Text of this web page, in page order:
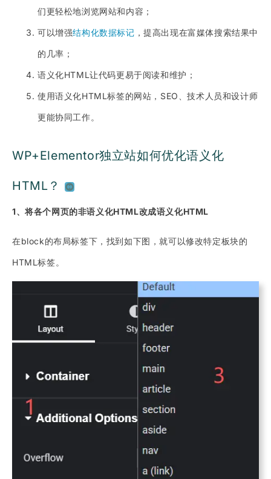
们更轻松地浏览网站和内容；
可以增强结构化数据标记 ，提高出现在富媒体搜索结果中
的几率；
语义化HTML让代码更易于阅读和维护；
使用语义化HTML标签的网站，SEO、技术人员和设计师
更能协同工作。
WP+Elementor独立站如何优化语义化
HTML？
1、将各个网页的非语义化HTML改成语义化HTML
在block的布局标签下，找到如下图，就可以修改特定板块的
HTML标签。